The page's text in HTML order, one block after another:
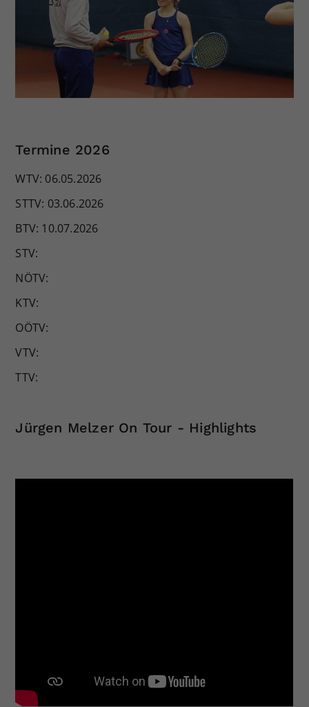
Termine 2026
WTV: 06.05.2026
STTV: 03.06.2026
BTV: 10.07.2026
STV:
NÖTV:
KTV:
OÖTV:
VTV:
TTV:
Jürgen Melzer On Tour - Highlights